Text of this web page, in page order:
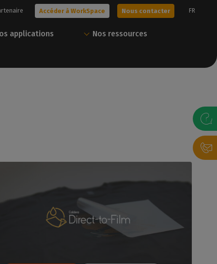
applications
Nous contacter
Nos ressources
Accéder à WorkSpace Nous contacter FR